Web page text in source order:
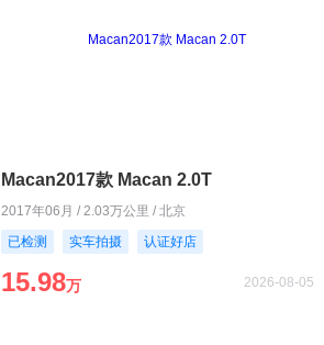
Macan2017款 Macan 2.0T
2017年06月 / 2.03万公里 / 北京
已检测
实车拍摄 认证好店
15.98万 2026-08-05